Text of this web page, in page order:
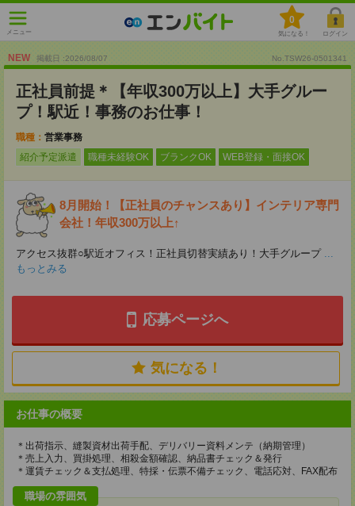
メニュー
0
気になる！ ログイン
NEW 掲載日 :2026/08/07 No.TSW26-0501341
正社員前提＊【年収300万以上】大手グルー
プ！駅近！事務のお仕事！
職種： 営業事務
紹介予定派遣
職種未経験OK ブランクOK WEB登録・面接OK
8月開始！【正社員のチャンスあり】インテリア専門
会社！年収300万以上↑
アクセス抜群○駅近オフィス！正社員切替実績あり！大手グループ ...
もっとみる
応募ページへ
気になる！
お仕事の概要
＊出荷指示、縫製資材出荷手配、デリバリー資料メンテ（納期管理）
＊売上入力、買掛処理、相殺金額確認、納品書チェック＆発行
＊運賃チェック＆支払処理、特採・伝票不備チェック、電話応対、FAX配布
職場の雰囲気